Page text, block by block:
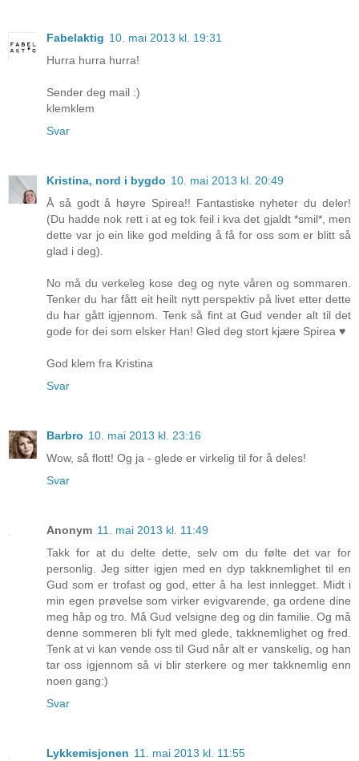
Fabelaktig 10. mai 2013 kl. 19:31
Hurra hurra hurra!
Sender deg mail :)
klemklem
Svar
Kristina, nord i bygdo 10. mai 2013 kl. 20:49
Å så godt å høyre Spirea!! Fantastiske nyheter du deler!
(Du hadde nok rett i at eg tok feil i kva det gjaldt *smil*, men
dette var jo ein like god melding å få for oss som er blitt så
glad i deg).
No må du verkeleg kose deg og nyte våren og sommaren.
Tenker du har fått eit heilt nytt perspektiv på livet etter dette
du har gått igjennom. Tenk så fint at Gud vender alt til det
gode for dei som elsker Han! Gled deg stort kjære Spirea ♥
God klem fra Kristina
Svar
Barbro 10. mai 2013 kl. 23:16
Wow, så flott! Og ja - glede er virkelig til for å deles!
Svar
Anonym 11. mai 2013 kl. 11:49
Takk for at du delte dette, selv om du følte det var for
personlig. Jeg sitter igjen med en dyp takknemlighet til en
Gud som er trofast og god, etter å ha lest innlegget. Midt i
min egen prøvelse som virker evigvarende, ga ordene dine
meg håp og tro. Må Gud velsigne deg og din familie. Og må
denne sommeren bli fylt med glede, takknemlighet og fred.
Tenk at vi kan vende oss til Gud når alt er vanskelig, og han
tar oss igjennom så vi blir sterkere og mer takknemlig enn
noen gang:)
Svar
Lykkemisjonen 11. mai 2013 kl. 11:55